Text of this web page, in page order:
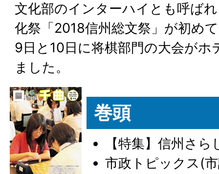
文化部のインターハイとも呼ば
化祭「2018信州総文祭」が初め
9日と10日に将棋部門の大会がホ
ました。
巻頭
【特集】信州さ
市政トピックス(